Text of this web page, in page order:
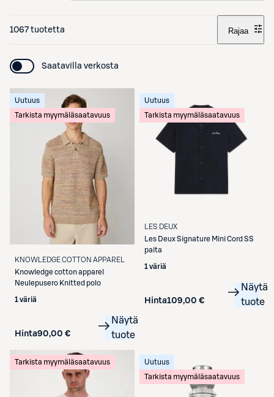
1067 tuotetta Rajaa
Saatavilla verkosta
Uutuus
Tarkista myymäläsaatavuus
KNOWLEDGE COTTON APPAREL
Knowledge cotton apparel
Neulepusero Knitted polo
1 väriä
Hinta90,00 €
Näytä
tuote
Uutuus
Tarkista myymäläsaatavuus
LES DEUX
Les DeuxSignature Mini Cord SS
paita
1 väriä
Hinta109,00 €
Näytä
tuote
Tarkista myymäläsaatavuus
Uutuus
Tarkista myymäläsaatavuus